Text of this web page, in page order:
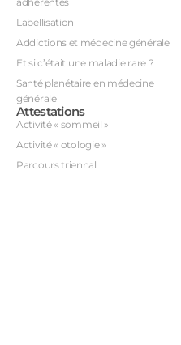
Labellisation
Addictions et médecine générale
Et si c’était une maladie rare ?
Santé planétaire en médecine
générale
Attestations
Activité « sommeil »
Activité « otologie »
Parcours triennal